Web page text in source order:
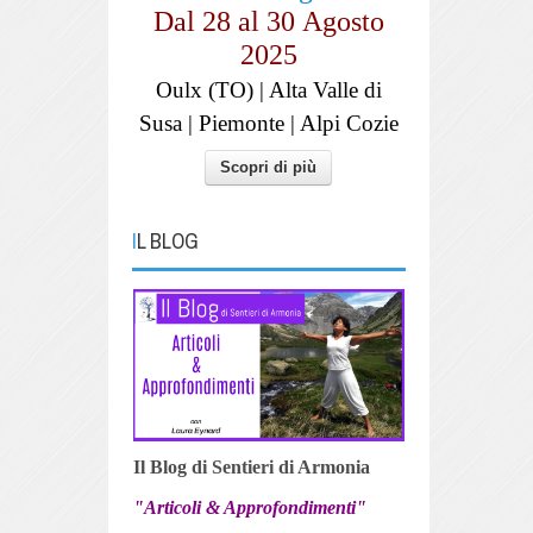
Dal 28 al 30 Agosto
2025
Oulx (TO) | Alta Valle di
Susa | Piemonte | Alpi Cozie
Scopri di più
IL BLOG
Il Blog di Sentieri di Armonia
"Articoli & Approfondimenti"